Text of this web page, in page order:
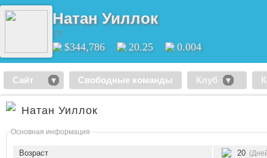
Натан Уиллок
CF
$344,786 20.25 0.004
Сайт Свободные команды Клуб
Натан Уиллок
Основная информация
Возраст 20